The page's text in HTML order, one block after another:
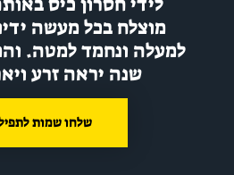
מוצלח בכל מעשה ידיו
למעלה ונחמד למטה.
שנה יראה זרע ויאריך
שלחו שמות לתפילה